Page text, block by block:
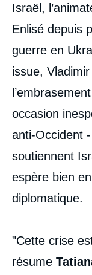
Israël,
Enlisé depuis
guerre en
issue,
occasion
anti-Occident
soutiennent
espère bien
diplomatique.
"Cette crise
résume